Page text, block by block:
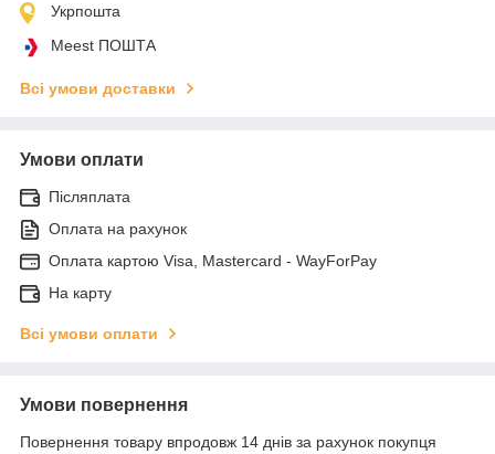
Укрпошта
Meest ПОШТА
Всі умови доставки
Умови оплати
Післяплата
Оплата на рахунок
Оплата картою Visa, Mastercard - WayForPay
На карту
Всі умови оплати
Умови повернення
Повернення товару впродовж 14 днів за рахунок покупця